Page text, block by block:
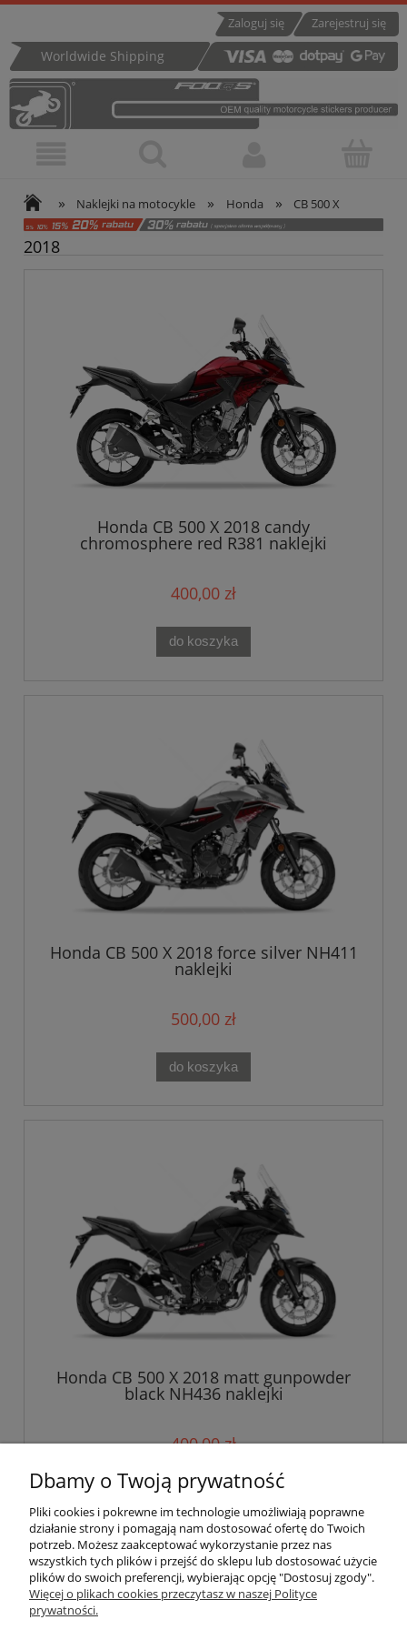
Zarejestruj się
Zaloguj się
Worldwide Shipping
» Naklejki na motocykle » Honda » CB 500 X
2018
Honda CB 500 X 2018 candy
chromosphere red R381 naklejki
400,00 zł
do koszyka
Honda CB 500 X 2018 force silver NH411
naklejki
500,00 zł
do koszyka
Honda CB 500 X 2018 matt gunpowder
black NH436 naklejki
400,00 zł
do koszyka
Pomoc
Dbamy o Twoją prywatność
Pliki cookies i pokrewne im technologie umożliwiają poprawne
działanie strony i pomagają nam dostosować ofertę do Twoich
potrzeb. Możesz zaakceptować wykorzystanie przez nas
wszystkich tych plików i przejść do sklepu lub dostosować użycie
plików do swoich preferencji, wybierając opcję "Dostosuj zgody".
Więcej o plikach cookies przeczytasz w naszej Polityce
prywatności.